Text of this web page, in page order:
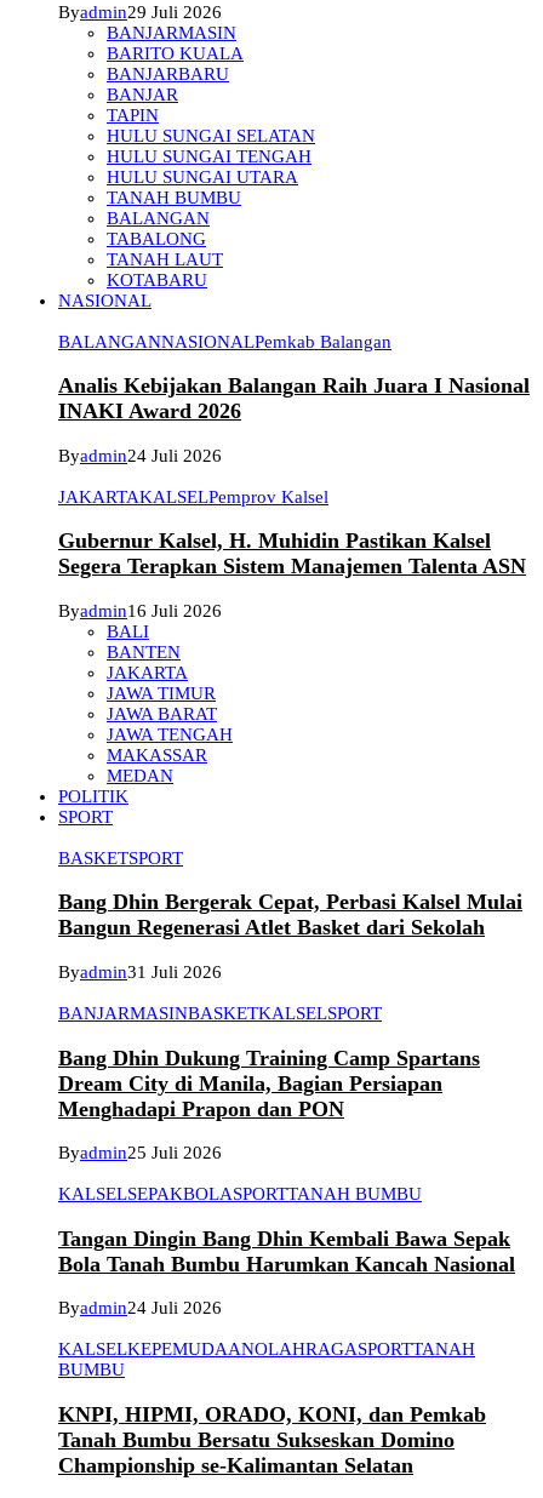
Byadmin29 Juli 2026
BANJARMASIN
BARITO KUALA
BANJARBARU
BANJAR
TAPIN
HULU SUNGAI SELATAN
HULU SUNGAI TENGAH
HULU SUNGAI UTARA
TANAH BUMBU
BALANGAN
TABALONG
TANAH LAUT
KOTABARU
NASIONAL
BALANGANNASIONALPemkab Balangan
Analis Kebijakan Balangan Raih Juara I Nasional
INAKI Award 2026
Byadmin24 Juli 2026
JAKARTAKALSELPemprov Kalsel
Gubernur Kalsel, H. Muhidin Pastikan Kalsel
Segera Terapkan Sistem Manajemen Talenta ASN
Byadmin16 Juli 2026
BALI
BANTEN
JAKARTA
JAWA TIMUR
JAWA BARAT
JAWA TENGAH
MAKASSAR
MEDAN
POLITIK
SPORT
BASKETSPORT
Bang Dhin Bergerak Cepat, Perbasi Kalsel Mulai
Bangun Regenerasi Atlet Basket dari Sekolah
Byadmin31 Juli 2026
BANJARMASINBASKETKALSELSPORT
Bang Dhin Dukung Training Camp Spartans
Dream City di Manila, Bagian Persiapan
Menghadapi Prapon dan PON
Byadmin25 Juli 2026
KALSELSEPAKBOLASPORTTANAH BUMBU
Tangan Dingin Bang Dhin Kembali Bawa Sepak
Bola Tanah Bumbu Harumkan Kancah Nasional
Byadmin24 Juli 2026
KALSELKEPEMUDAANOLAHRAGASPORTTANAH
BUMBU
KNPI, HIPMI, ORADO, KONI, dan Pemkab
Tanah Bumbu Bersatu Sukseskan Domino
Championship se-Kalimantan Selatan